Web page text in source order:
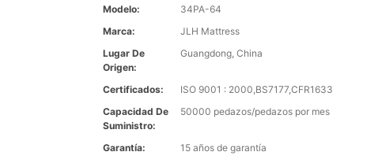
Modelo:
34PA-64
Marca:
JLH Mattress
Lugar De
Origen:
Guangdong, China
Certificados:
ISO 9001 : 2000,BS7177,CFR1633
Capacidad De
Suministro:
50000 pedazos/pedazos por mes
Garantía:
15 años de garantía